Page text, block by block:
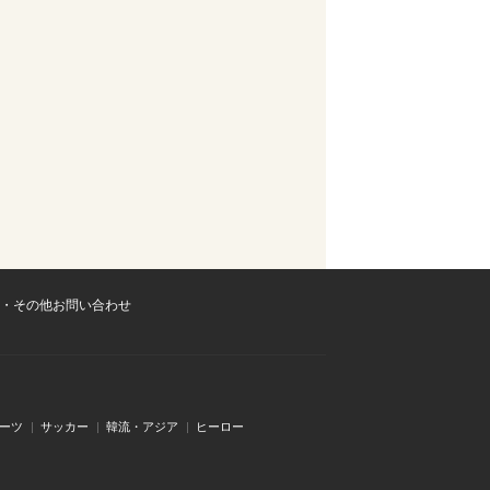
その他お問い合わせ
ツ サッカー 韓流・アジア ヒーロー